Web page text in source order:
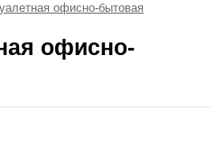
офисно-бытовая
офисно-